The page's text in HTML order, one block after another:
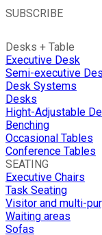
SUBSCRIBE
Desks + Table
Executive Desk
Semi-executive
Desk Systems
Desks
Hight-Adjustable
Benching
Occasional Tables
Conference Tables
SEATING
Executive Chairs
Task Seating
Visitor and multi-
Waiting areas
Sofas